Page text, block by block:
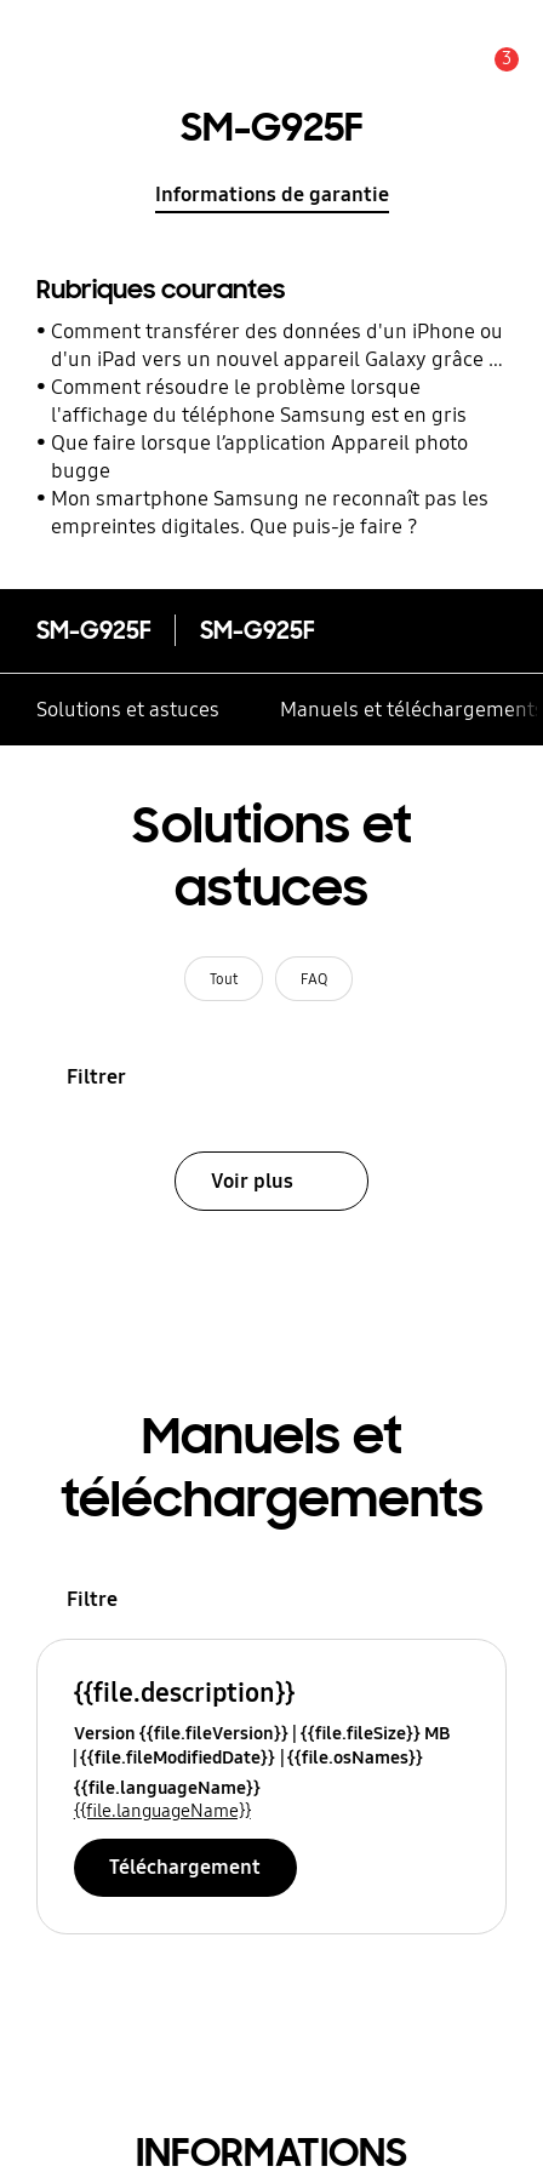
3
SM-G925F
Informations de garantie
Rubriques courantes
Comment transférer des données d'un iPhone ou
d'un iPad vers un nouvel appareil Galaxy grâce à
Smart Switch ?
Comment résoudre le problème lorsque
l'affichage du téléphone Samsung est en gris
Que faire lorsque l’application Appareil photo
bugge
Mon smartphone Samsung ne reconnaît pas les
empreintes digitales. Que puis-je faire ?
SM-G925F SM-G925F
Solutions et astuces Manuels et téléchargements
Solutions et
astuces
Tout FAQ
Filtrer
Voir plus
Manuels et
téléchargements
Filtre
{{file.description}}
Version {{file.fileVersion}} {{file.fileSize}} MB
{{file.fileModifiedDate}} {{file.osNames}}
{{file.languageName}}
{{file.languageName}}
Téléchargement
INFORMATIONS